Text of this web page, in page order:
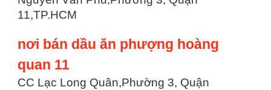
11,TP.HCM
nơi bán dầu ăn phượng hoàng
quan 11
CC Lạc Long Quân,Phường 3, Quận